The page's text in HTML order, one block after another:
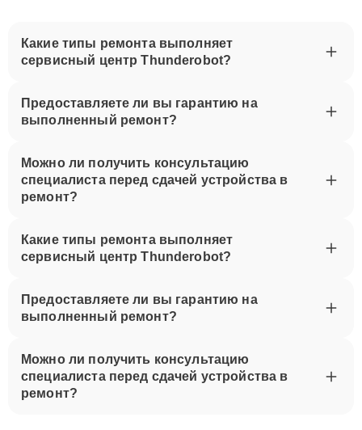
Какие типы ремонта выполняет
сервисный центр Thunderobot?
Предоставляете ли вы гарантию на
выполненный ремонт?
Можно ли получить консультацию
специалиста перед сдачей устройства в
ремонт?
Какие типы ремонта выполняет
сервисный центр Thunderobot?
Предоставляете ли вы гарантию на
выполненный ремонт?
Можно ли получить консультацию
специалиста перед сдачей устройства в
ремонт?